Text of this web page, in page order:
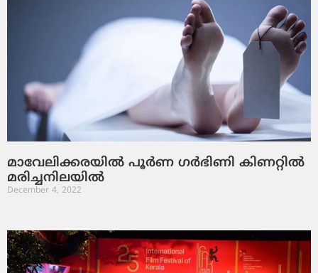
മാവേലിക്കരയില്‍ പൂര്‍ണ ഗര്‍ഭിണി കിണറ്റില്‍
മരിച്ചനിലയില്‍
December 4, 2022